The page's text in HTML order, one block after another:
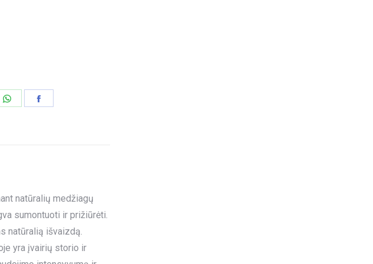
Share
natūralių medžiagų
sumontuoti ir prižiūrėti.
natūralią išvaizdą.
yra įvairių storio ir